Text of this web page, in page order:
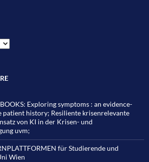
Exploring symptoms : an evidence-
patient history; Resiliente krisenrelevante
von KI in der Krisen- und
uvm;
für Studierende und
Wien